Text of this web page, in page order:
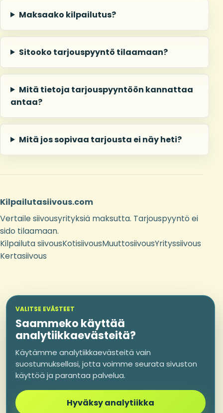
Maksaako kilpailutus?
Sitooko tarjouspyyntö tilaamaan?
Mitä tietoja tarjouspyyntöön kannattaa
antaa?
Mitä jos sopivaa tarjousta ei näy heti?
Kilpailutasiivous.com
Vertaile siivousyrityksiä maksutta. Tarjouspyyntö ei
sido tilaamaan.
Kilpailuta siivousKotisiivousMuuttosiivousYrityssiivous
Kertasiivous
VALITSE EVÄSTEET
Saammeko käyttää
analytiikkaevästeitä?
Käytämme analytiikkaevästeitä vain
suostumuksellasi, jotta voimme seurata sivuston
käyttöä ja parantaa palvelua.
Hyväksy analytiikka